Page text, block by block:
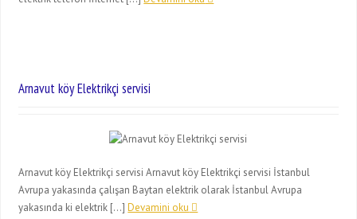
Arnavut köy Elektrikçi servisi
Arnavut köy Elektrikçi servisi Arnavut köy Elektrikçi servisi İstanbul
Avrupa yakasında çalışan Baytan elektrik olarak İstanbul Avrupa
yakasında ki elektrik […]Devamini oku